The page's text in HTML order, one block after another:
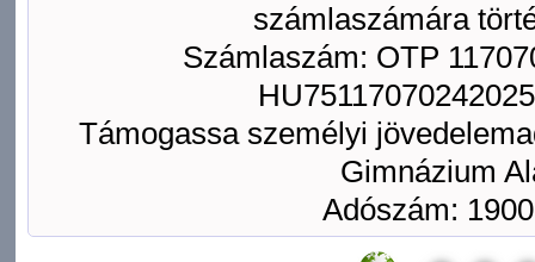
számlaszámára
Számlaszám: OTP
Támogassa személyi
Gimnázium
Adószám: